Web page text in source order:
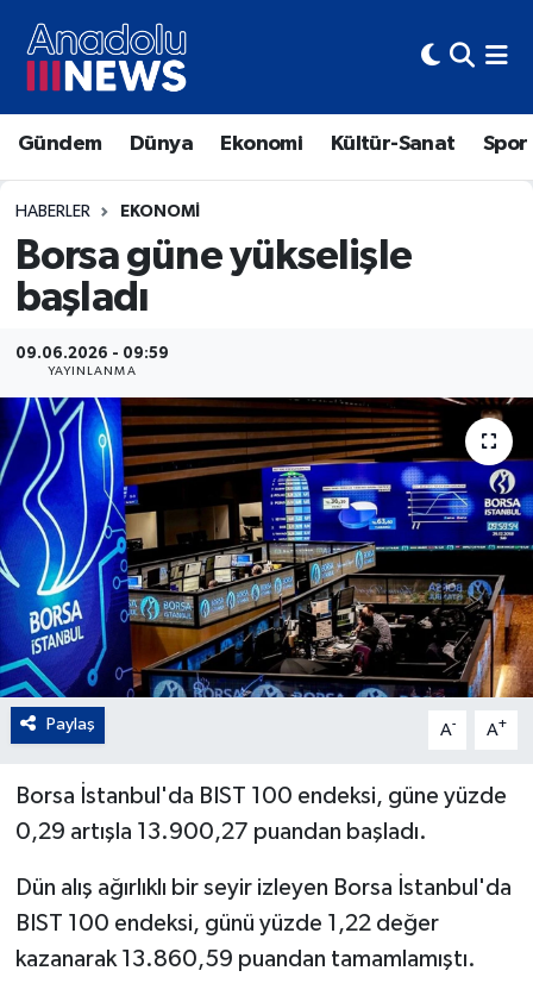
Gündem Dünya Ekonomi Kültür-Sanat Spor
HABERLER EKONOMI
Borsa güne yükselişle
başladı
09.06.2026 - 09:59
YAYINLANMA
Paylaş A- A+
Borsa İstanbul'da BIST 100 endeksi, güne yüzde
0,29 artışla 13.900,27 puandan başladı.
Dün alış ağırlıklı bir seyir izleyen Borsa İstanbul'da
BIST 100 endeksi, günü yüzde 1,22 değer
kazanarak 13.860,59 puandan tamamlamıştı.
Hava Durumu
Trafik Durumu
Süper Lig Puan Durumu ve Fikstür
Tüm Manşetler
Haber Arşivi